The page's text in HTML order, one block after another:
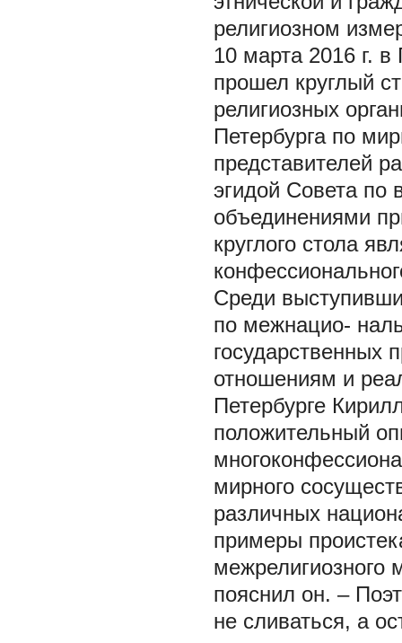
религиозном
10 марта 2016 г. в
прошел круглый
религиозных
Петербурга по
представителей
эгидой Совета по
объединениями
круглого стола
Среди
по межнацио-
государственных
отношениям и
Петербурге
положительный
мирного
различных
примеры
межрелигиозного
пояснил он. –
не сливаться, а